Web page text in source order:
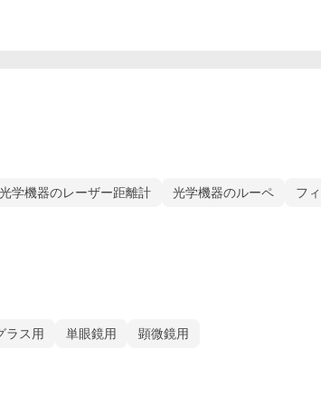
光学機器のレーザー距離計 光学機器のルーペ フ
ラス用 単眼鏡用 顕微鏡用